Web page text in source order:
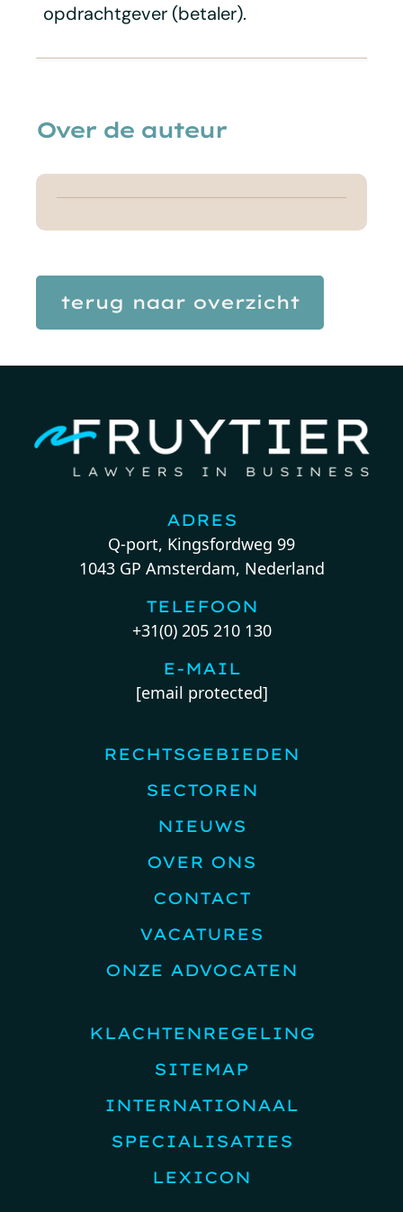
opdrachtgever (betaler).
Over de auteur
terug naar overzicht
ADRES
Q-port, Kingsfordweg 99
1043 GP Amsterdam, Nederland
TELEFOON
+31(0) 205 210 130
E-MAIL
[email protected]
RECHTSGEBIEDEN
SECTOREN
NIEUWS
OVER ONS
CONTACT
VACATURES
ONZE ADVOCATEN
KLACHTENREGELING
SITEMAP
INTERNATIONAAL
SPECIALISATIES
LEXICON